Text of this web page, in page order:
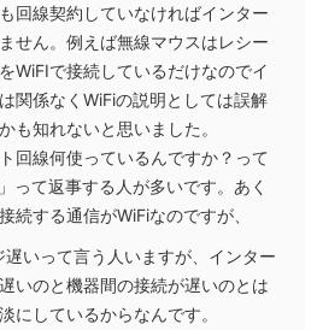
回線契約していなければインター
せん。例えば無線マウスはレシー
WiFIで接続しているだけなのでイ
関係なくWiFiの説明としては誤解
も知れないと思いました。
回線何使っているんですか？って
って返事する人が多いです。あく
続する通信がWiFiなのですが、
いって言う人いますが、インター
いのと機器間の接続が遅いのとは
にしているからなんです。